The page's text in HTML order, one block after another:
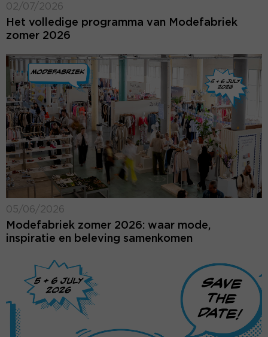
02/07/2026
Het volledige programma van Modefabriek
zomer 2026
05/06/2026
Modefabriek zomer 2026: waar mode,
inspiratie en beleving samenkomen